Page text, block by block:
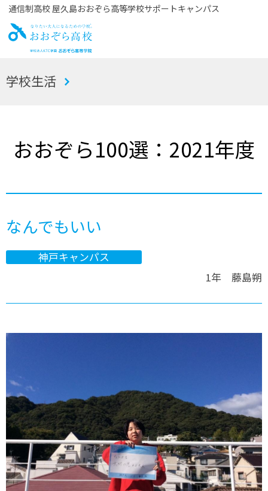
通信制高校 屋久島おおぞら高等学校サポートキャンパス
お
学校生活
おおぞら100選：2021年度
なんでもいい
神戸キャンパス
1年 藤島朔